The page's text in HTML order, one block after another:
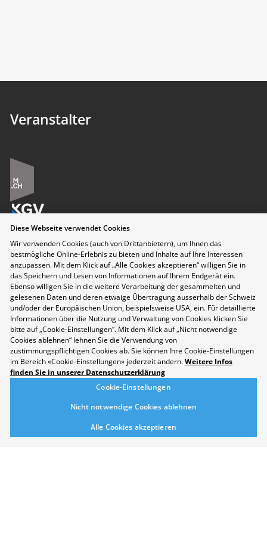
Veranstalter
Datenschutzerklärung
Disclaimer
Kontakt
Cookie-Einstellungen
Nachhaltigkeit
Berufsmesse Zürich
Messe
Diese Webseite verwendet Cookies
Wir verwenden Cookies (auch von Drittanbietern), um Ihnen das
bestmögliche Online-Erlebnis zu bieten und Inhalte auf Ihre Interessen
anzupassen. Mit dem Klick auf „Alle Cookies akzeptieren“ willigen Sie in
das Speichern und Lesen von Informationen auf Ihrem Endgerät ein.
Ebenso willigen Sie in die weitere Verarbeitung der gesammelten und
gelesenen Daten und deren etwaige Übertragung ausserhalb der Schweiz
und/oder der Europäischen Union, beispielsweise USA, ein. Für detaillierte
Informationen über die Nutzung und Verwaltung von Cookies klicken Sie
bitte auf „Cookie-Einstellungen“. Mit dem Klick auf „Nicht notwendige
Cookies ablehnen“ lehnen Sie die Verwendung von
zustimmungspflichtigen Cookies ab. Sie können Ihre Cookie-Einstellungen
im Bereich «Cookie-Einstellungen» jederzeit ändern.Weitere Infos
finden Sie in unserer Datenschutzerklärung
Cookie-Einstellungen
Nicht notwendige Cookies ablehnen
Alle Cookies akzeptieren